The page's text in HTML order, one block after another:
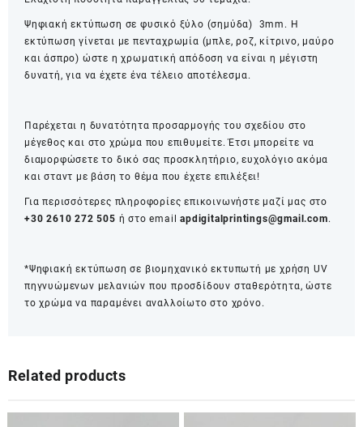
Ψηφιακή εκτύπωση σε φυσικό ξύλο (σημύδα) 3mm. Η
εκτύπωση γίνεται με πενταχρωμία (μπλε, ροζ, κίτρινο, μαύρο
και άσπρο) ώστε η χρωματική απόδοση να είναι η μέγιστη
δυνατή, για να έχετε ένα τέλειο αποτέλεσμα.
Παρέχεται η δυνατότητα προσαρμογής του σχεδίου στο
μέγεθος και στο χρώμα που επιθυμείτε. Έτσι μπορείτε να
διαμορφώσετε το δικό σας προσκλητήριο, ευχολόγιο ακόμα
και σταντ με βάση το θέμα που έχετε επιλέξει!
Για περισσότερες πληροφορίες επικοινωνήστε μαζί μας στο
+30 2610 272 505 ή στο emailapdigitalprintings@gmail.com.
*Ψηφιακή εκτύπωση σε βιομηχανικό εκτυπωτή με χρήση UV
πηγνυώμενων μελανιών που προσδίδουν σταθερότητα, ώστε
το χρώμα να παραμένει αναλλοίωτο στο χρόνο.
Related products